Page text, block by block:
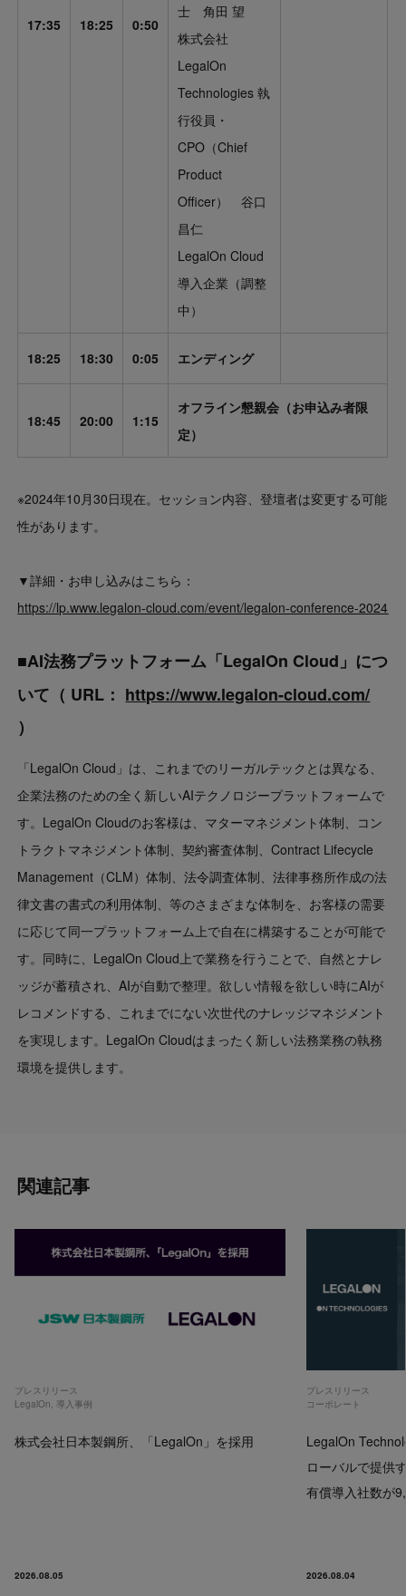
17:35 18:25 0:50
士 角田 望
株式会社
LegalOn
Technologies 執
行役員・
CPO（Chief
Product
Officer） 谷口
昌仁
LegalOn Cloud
導入企業（調整
中）
18:25 18:30 0:05 エンディング
18:45 20:00 1:15
オフライン懇親会（お申込み者限
定）
※2024年10月30日現在。セッション内容、登壇者は変更する可能
性があります。
▼詳細・お申し込みはこちら：
https://lp.www.legalon-cloud.com/event/legalon-conference-2024
■AI法務プラットフォーム「LegalOn Cloud」につ
いて（ URL： https://www.legalon-cloud.com/
）
「LegalOn Cloud」は、これまでのリーガルテックとは異なる、
企業法務のための全く新しいAIテクノロジープラットフォームで
す。LegalOn Cloudのお客様は、マターマネジメント体制、コン
トラクトマネジメント体制、契約審査体制、Contract Lifecycle
Management（CLM）体制、法令調査体制、法律事務所作成の法
律文書の書式の利用体制、等のさまざまな体制を、お客様の需要
に応じて同一プラットフォーム上で自在に構築することが可能で
す。同時に、LegalOn Cloud上で業務を行うことで、自然とナレ
ッジが蓄積され、AIが自動で整理。欲しい情報を欲しい時にAIが
レコメンドする、これまでにない次世代のナレッジマネジメント
を実現します。LegalOn Cloudはまったく新しい法務業務の執務
環境を提供します。
関連記事
プレスリリース
LegalOn, 導入事例
株式会社日本製鋼所、「LegalOn」を採用
2026.08.05
プレスリリース
コーポレート
LegalOn
ローバルで提供
有償導入社数が
2026.08.04